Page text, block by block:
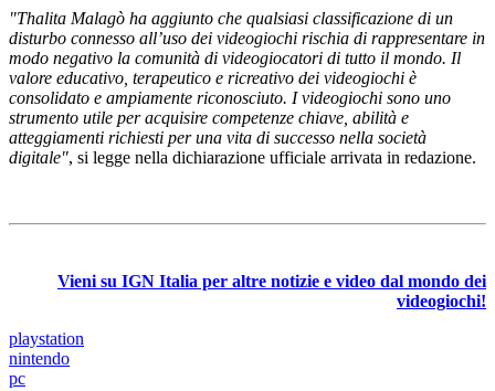
"Thalita Malagò ha aggiunto che qualsiasi classificazione di un
disturbo connesso all’uso dei videogiochi rischia di rappresentare in
modo negativo la comunità di videogiocatori di tutto il mondo. Il
valore educativo, terapeutico e ricreativo dei videogiochi è
consolidato e ampiamente riconosciuto. I videogiochi sono uno
strumento utile per acquisire competenze chiave, abilità e
atteggiamenti richiesti per una vita di successo nella società
digitale", si legge nella dichiarazione ufficiale arrivata in redazione.
Vieni su IGN Italia per altre notizie e video dal mondo dei
videogiochi!
playstation
nintendo
pc